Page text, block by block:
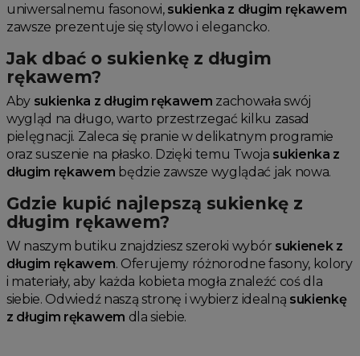
uniwersalnemu fasonowi, sukienka z długim rękawem
zawsze prezentuje się stylowo i elegancko.
Jak dbać o sukienkę z długim
rękawem?
Aby sukienka z długim rękawem zachowała swój
wygląd na długo, warto przestrzegać kilku zasad
pielęgnacji. Zaleca się pranie w delikatnym programie
oraz suszenie na płasko. Dzięki temu Twoja sukienka z
długim rękawem będzie zawsze wyglądać jak nowa.
Gdzie kupić najlepszą sukienkę z
długim rękawem?
W naszym butiku znajdziesz szeroki wybór sukienek z
długim rękawem. Oferujemy różnorodne fasony, kolory
i materiały, aby każda kobieta mogła znaleźć coś dla
siebie. Odwiedź naszą stronę i wybierz idealną sukienkę
z długim rękawem dla siebie.